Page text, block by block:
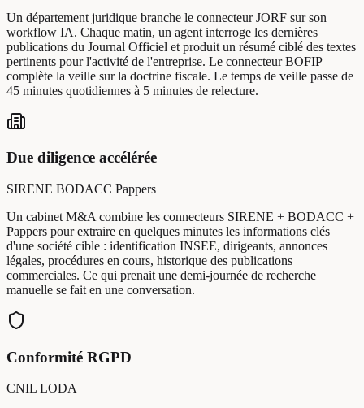
Un département juridique branche le connecteur JORF sur son
workflow IA. Chaque matin, un agent interroge les dernières
publications du Journal Officiel et produit un résumé ciblé des textes
pertinents pour l'activité de l'entreprise. Le connecteur BOFIP
complète la veille sur la doctrine fiscale. Le temps de veille passe de
45 minutes quotidiennes à 5 minutes de relecture.
Due diligence accélérée
SIRENE BODACC Pappers
Un cabinet M&A combine les connecteurs SIRENE + BODACC +
Pappers pour extraire en quelques minutes les informations clés
d'une société cible : identification INSEE, dirigeants, annonces
légales, procédures en cours, historique des publications
commerciales. Ce qui prenait une demi-journée de recherche
manuelle se fait en une conversation.
Conformité RGPD
CNIL LODA